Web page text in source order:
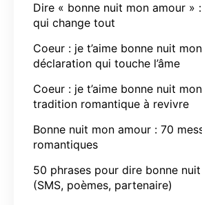
Dire « bonne nuit mon amour »
qui change tout
Coeur : je t’aime bonne nuit
déclaration qui touche l’âme
Coeur : je t’aime bonne nuit
tradition romantique à revivre
Bonne nuit mon amour : 70
romantiques
50 phrases pour dire bonne
(SMS, poèmes, partenaire)